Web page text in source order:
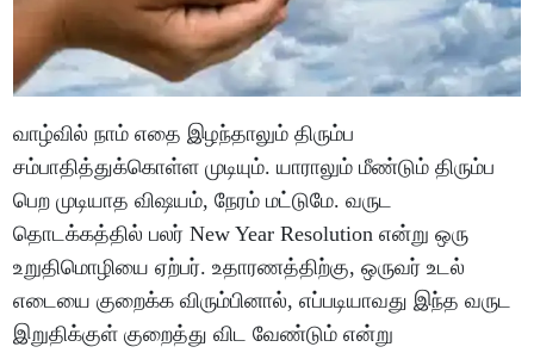
வாழ்வில் நாம் எதை இழந்தாலும் திரும்ப
சம்பாதித்துக்கொள்ள முடியும். யாராலும் மீண்டும் திரும்ப
பெற முடியாத விஷயம், நேரம் மட்டுமே. வருட
தொடக்கத்தில் பலர் New Year Resolution என்று ஒரு
உறுதிமொழியை ஏற்பர். உதாரணத்திற்கு, ஒருவர் உடல்
எடையை குறைக்க விரும்பினால், எப்படியாவது இந்த வருட
இறுதிக்குள் குறைத்து விட வேண்டும் என்று